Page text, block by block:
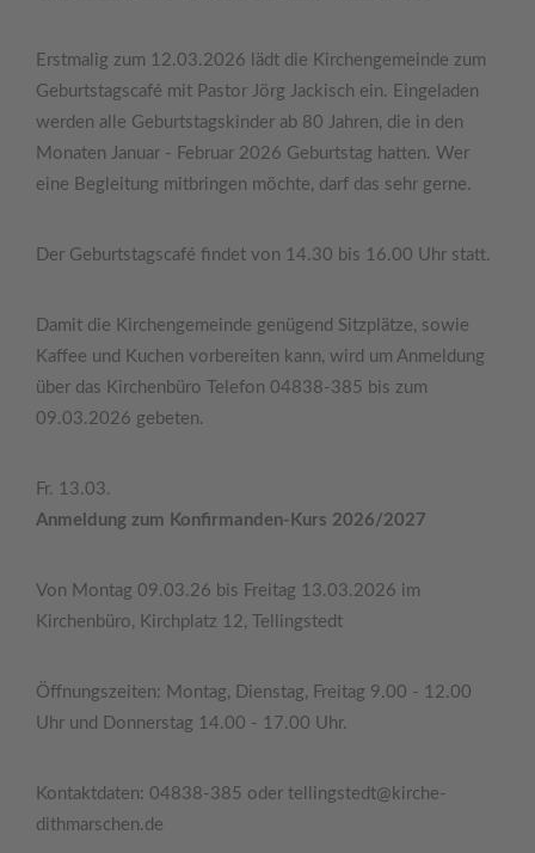
Erstmalig zum 12.03.2026 lädt die Kirchengemeinde zum
Geburtstagscafé mit Pastor Jörg Jackisch ein. Eingeladen
werden alle Geburtstagskinder ab 80 Jahren, die in den
Monaten Januar - Februar 2026 Geburtstag hatten. Wer
eine Begleitung mitbringen möchte, darf das sehr gerne.
Der Geburtstagscafé findet von 14.30 bis 16.00 Uhr statt.
Damit die Kirchengemeinde genügend Sitzplätze, sowie
Kaffee und Kuchen vorbereiten kann, wird um Anmeldung
über das Kirchenbüro Telefon 04838-385 bis zum
09.03.2026 gebeten.
Fr. 13.03.
Anmeldung zum Konfirmanden-Kurs 2026/2027
Von Montag 09.03.26 bis Freitag 13.03.2026 im
Kirchenbüro, Kirchplatz 12, Tellingstedt
Öffnungszeiten: Montag, Dienstag, Freitag 9.00 - 12.00
Uhr und Donnerstag 14.00 - 17.00 Uhr.
Kontaktdaten: 04838-385 oder tellingstedt@kirche-
dithmarschen.de